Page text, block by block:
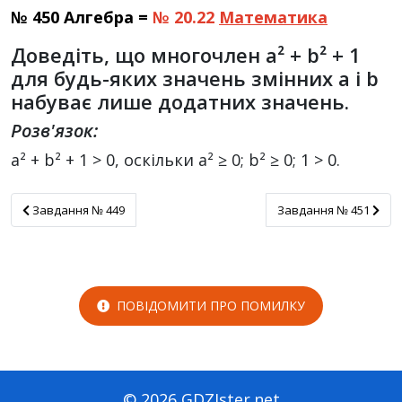
№ 450 Алгебра = № 20.22 Математика
Доведіть, що многочлен a² + b² + 1
для будь-яких значень змінних a і b
набуває лише додатних значень.
Розв'язок:
a² + b² + 1 > 0, оскільки a² ≥ 0; b² ≥ 0; 1 > 0.
Завдання № 449
Завдання № 449 Завдання № 451
Завдання № 451
ПОВІДОМИТИ ПРО ПОМИЛКУ